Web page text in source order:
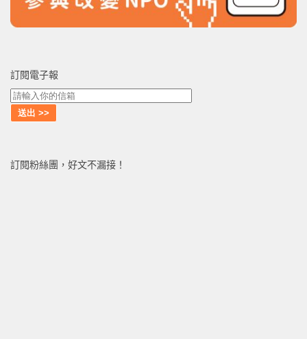
訂閱電子報
訂閱粉絲團，好文不漏接！